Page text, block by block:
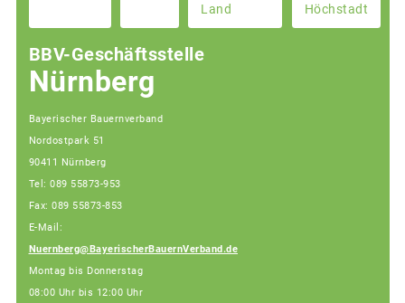
Land
Höchstadt
BBV-Geschäftsstelle
Nürnberg
Bayerischer Bauernverband
Nordostpark 51
90411 Nürnberg
Tel: 089 55873-953
Fax: 089 55873-853
E-Mail:
Nuernberg@BayerischerBauernVerband.de
Montag bis Donnerstag
08:00 Uhr bis 12:00 Uhr